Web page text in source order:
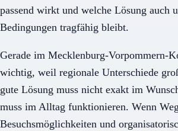
passend wirkt und welche Lösung auch
Bedingungen tragfähig bleibt.
Gerade im Mecklenburg-Vorpommern-
wichtig, weil regionale Unterschiede
gute Lösung muss nicht exakt im
muss im Alltag funktionieren. Wenn
Besuchsmöglichkeiten und